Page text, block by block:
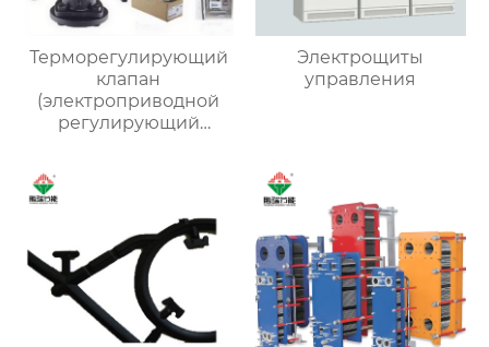
Терморегулирующий
клапан
(электроприводной
регулирующий
Электрощиты
управления